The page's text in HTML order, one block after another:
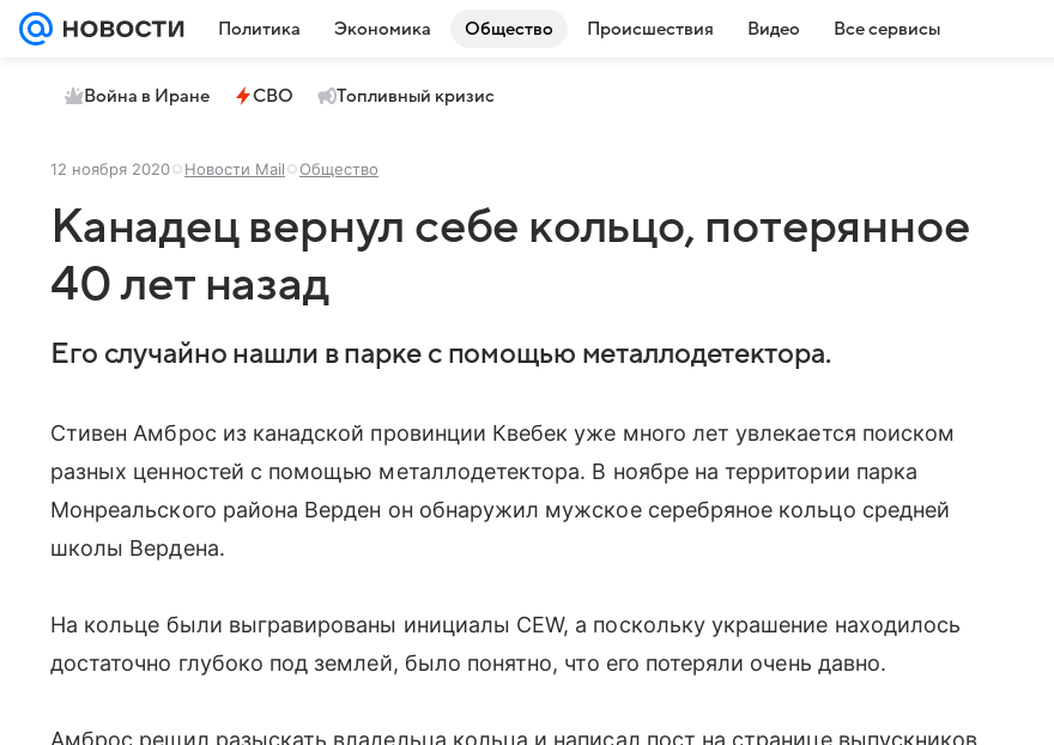
Политика Экономика Общество Происшествия Видео Все сервисы
Война в Иране СВО Топливный кризис
12 ноября 2020 Новости Mail Общество
Канадец вернул себе кольцо, потерянное
40 лет назад
Его случайно нашли в парке с помощью металлодетектора.
Стивен Амброс из канадской провинции Квебек уже много лет увлекается поиском
разных ценностей с помощью металлодетектора. В ноябре на территории парка
Монреальского района Верден он обнаружил мужское серебряное кольцо средней
школы Вердена.
На кольце были выгравированы инициалы CEW, а поскольку украшение находилось
достаточно глубоко под землей, было понятно, что его потеряли очень давно.
Амброс решил разыскать владельца кольца и написал пост на странице выпускников